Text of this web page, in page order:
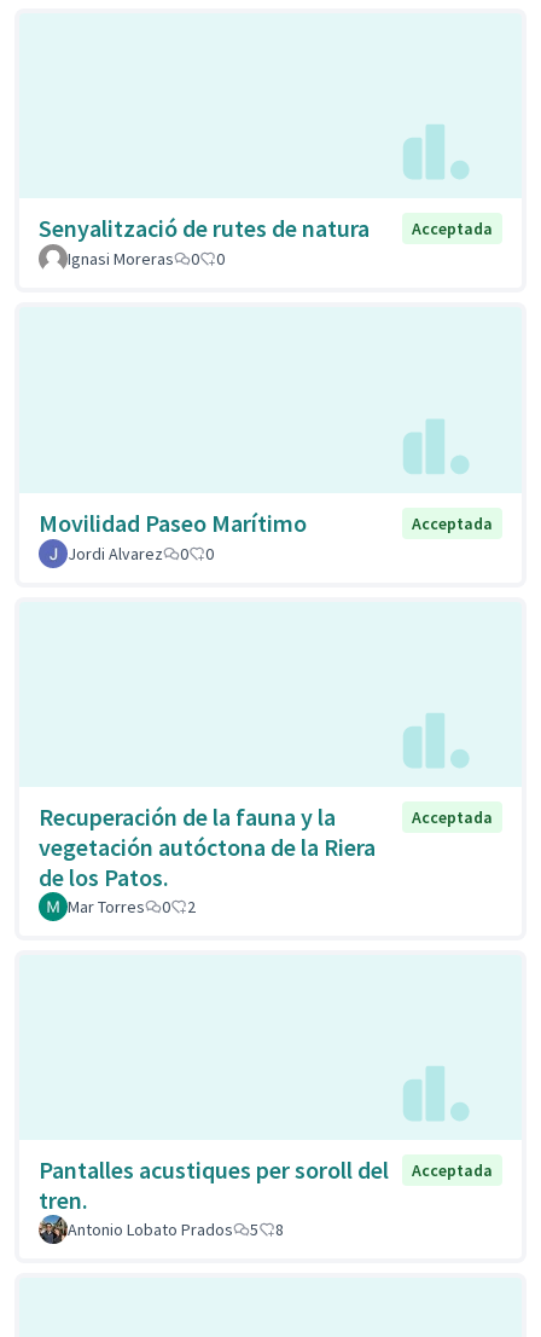
Senyalització de rutes de natura
Acceptada
Ignasi Moreras
0 0
Movilidad Paseo Marítimo
Acceptada
Jordi Alvarez
0 0
Recuperación de la fauna y la
vegetación autóctona de la Riera
de los Patos.
Acceptada
Mar Torres 0 2
Pantalles acustiques per soroll del
tren.
Acceptada
Antonio Lobato Prados 5 8